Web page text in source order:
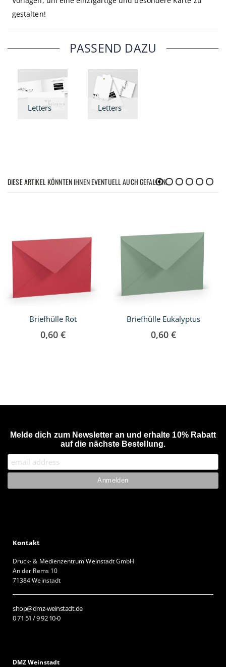
gestalten!
PASSEND DAZU
Letters - Hochzeitseinladung DIN lang Klappkarte Letters - Hochzeitseinladung DIN lang Fächer
DIESE ARTIKEL KÖNNTEN IHNEN EVENTUELL AUCH GEFALLEN!
Briefhülle Rot
0,60 €
Briefhülle Eukalyptus
0,60 €
Melde dich zum Newsletter an und erhalte 10% Rabatt
auf die nächste Bestellung.
Kontakt
Druck- & Medienzentrum Weinstadt GmbH
An der Rems 10
71384 Weinstadt
shop@dmz-weinstadt.de
0 71 51 / 9 92 10-0
DMZ Weinstadt